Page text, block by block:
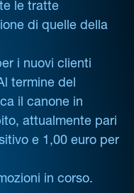
le tratte
di quelle della
i nuovi clienti
termine del
il canone in
attualmente pari
e 1,00 euro per
in corso.